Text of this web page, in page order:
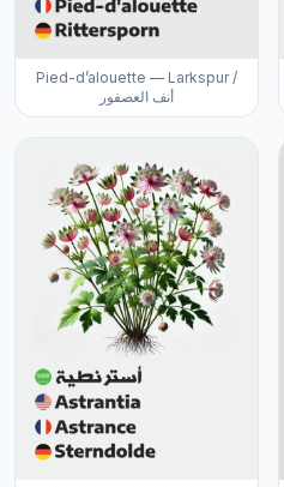
Pied-d’alouette — Larkspur /
أنف العصفور